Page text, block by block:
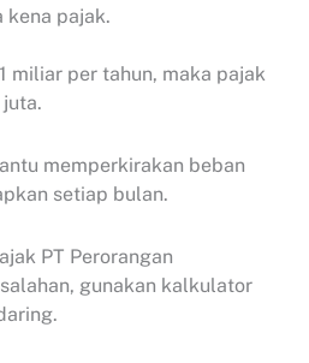
kena pajak.
miliar per tahun, maka pajak
memperkirakan beban
setiap bulan.
PT Perorangan
gunakan kalkulator